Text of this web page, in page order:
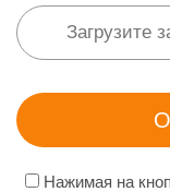
Нажимая на